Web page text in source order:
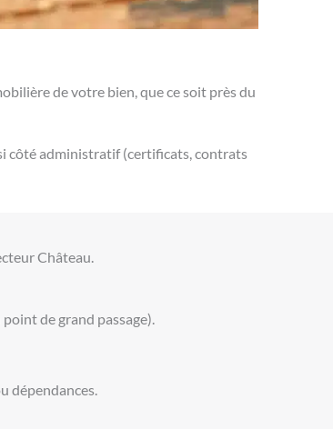
de votre bien, que ce soit près du
côté administratif (certificats, contrats
Château.
de grand passage).
dépendances.